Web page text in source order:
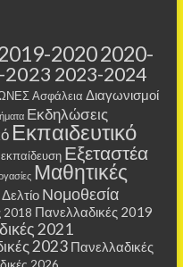
20202020-
2023 2023-2024
Ασφάλεια Διαγωνισμοί
Εκδηλώσεις
Εκπαιδευτικό
Εξεταστέα
Μαθητικές
Νομοθεσία
2018 Πανελλαδικές 2019
2021
2023 Πανελλαδικές
2026